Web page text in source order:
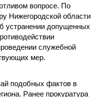
вопросе. По
Нижегородской области
устранении допущенных
служебной
мер.
подобных фактов в
Ранее прокуратура